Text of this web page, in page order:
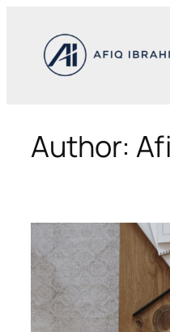
content
Author: